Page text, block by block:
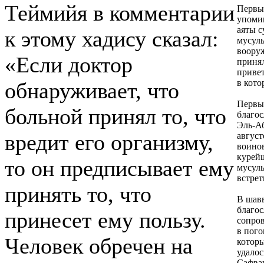
Теймийя в комментарии
к этому хадису сказал:
«Если доктор
обнаруживает, что
больной принял то, что
вредит его организму,
то он предписывает ему
принять то, что
принесет ему пользу.
Человек обречен на
аяты
в
Эль-
В
в